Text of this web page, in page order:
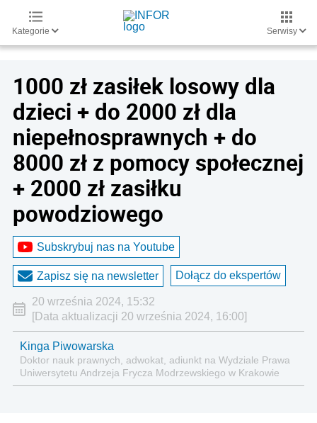
Kategorie Serwisy
1000 zł zasiłek losowy dla
dzieci + do 2000 zł dla
niepełnosprawnych + do
8000 zł z pomocy społecznej
+ 2000 zł zasiłku
powodziowego
Subskrybuj nas na Youtube
Zapisz się na newsletter Dołącz do ekspertów
20 września 2024, 15:32
[Data aktualizacji 20 września 2024, 16:00]
Kinga Piwowarska
Doktor nauk prawnych, adwokat, adiunkt na Wydziale Prawa
Uniwersytetu Andrzeja Frycza Modrzewskiego w Krakowie
oraz Rzecznik Akademicki ds. równego traktowania i